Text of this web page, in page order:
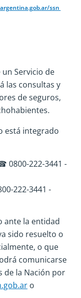
ssn
Servicio de
las consultas y
de seguros,
está integrado
0800-222-3441 -
222-3441 -
ante la entidad
sido resuelto o
o que
comunicarse
de la Nación por
o